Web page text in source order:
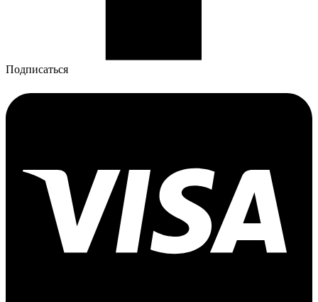
Подписаться